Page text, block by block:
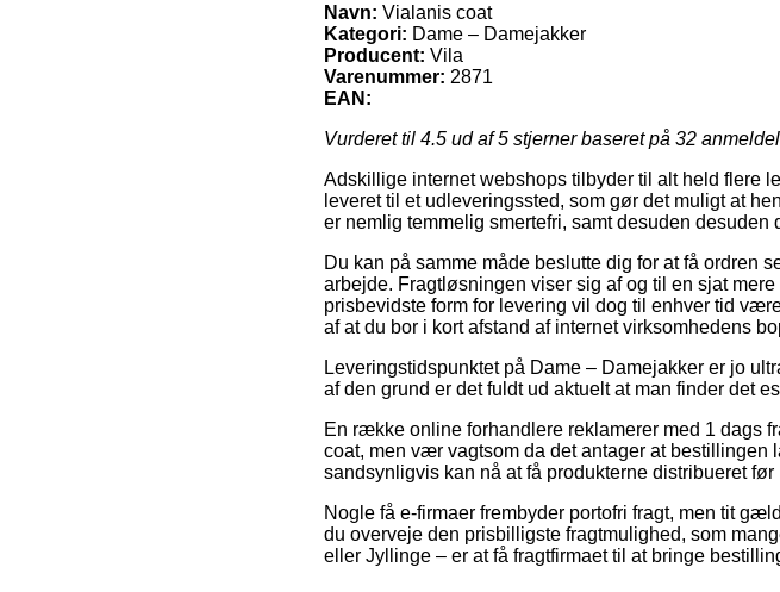
Navn: Vialanis coat
Kategori: Dame – Damejakker
Producent: Vila
Varenummer: 2871
EAN:
Vurderet til 4.5 ud af 5 stjerner baseret på 32
Adskillige internet webshops tilbyder til alt held flere
leveret til et udleveringssted, som gør det muligt at
er nemlig temmelig smertefri, samt desuden
Du kan på samme måde beslutte dig for at få ordren
arbejde. Fragtløsningen viser sig af og til en sjat
prisbevidste form for levering vil dog til enhver tid
af at du bor i kort afstand af internet virksomhedens
Leveringstidspunktet på Dame – Damejakker er jo
af den grund er det fuldt ud aktuelt at man finder det
En række online forhandlere reklamerer med 1 dags
coat, men vær vagtsom da det antager at bestillingen
sandsynligvis kan nå at få produkterne distribueret
Nogle få e-firmaer frembyder portofri fragt, men tit
du overveje den prisbilligste fragtmulighed, som
eller Jyllinge – er at få fragtfirmaet til at bringe